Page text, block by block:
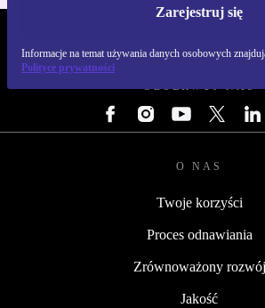
Zarejestruj się
Informacje na temat używania danych osobowych
Polityce prywatności
OBSERWUJ NAS
O NAS
Twoje korzyści
Proces odnawiania
Zrównoważony rozwój
Jakość